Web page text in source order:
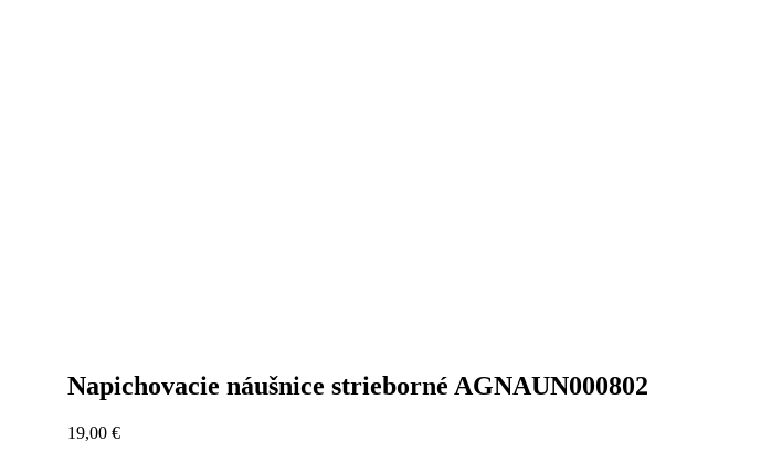
Napichovacie náušnice strieborné AGNAUN000802
19,00€